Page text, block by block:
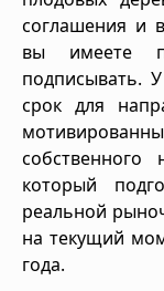
соглашения и
вы имеете
подписывать.
срок для
собственного
который
реальной
на текущий
года.